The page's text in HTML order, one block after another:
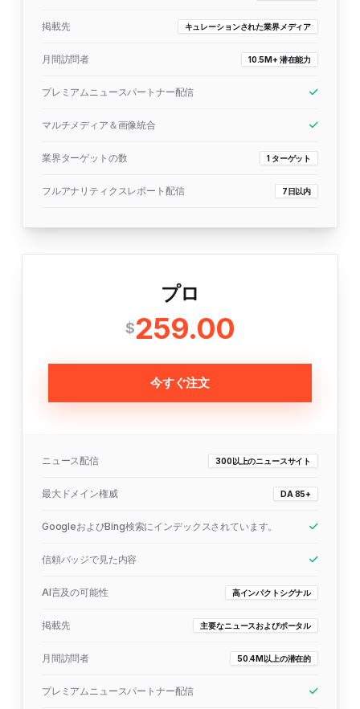
掲載先 キュレーションされた業界メディア
月間訪問者 10.5M+ 潜在能力
プレミアムニュースパートナー配信
マルチメディア＆画像統合
業界ターゲットの数 1 ターゲット
フルアナリティクスレポート配信 7日以内
プロ
$259.00
今すぐ注文
ニュース配信 300以上のニュースサイト
最大ドメイン権威 DA 85+
GoogleおよびBing検索にインデックスされています。
信頼バッジで見た内容
AI言及の可能性 高インパクトシグナル
掲載先 主要なニュースおよびポータル
月間訪問者 50.4M以上の潜在的
プレミアムニュースパートナー配信